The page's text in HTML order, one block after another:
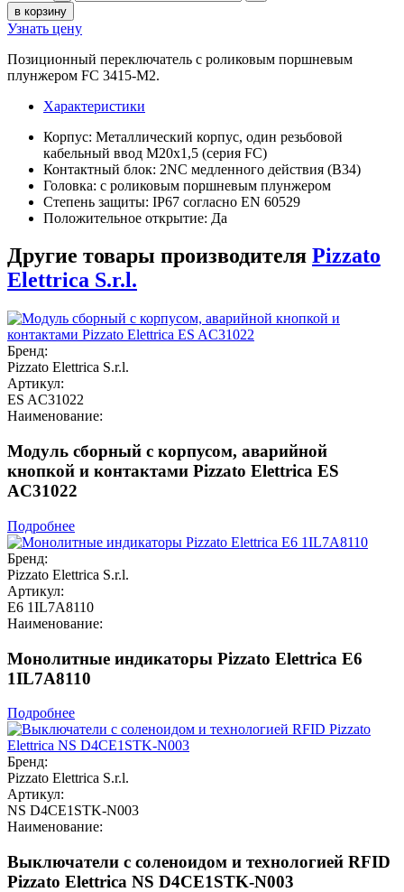
в корзину
Узнать цену
Позиционный переключатель с роликовым поршневым
плунжером FC 3415-M2.
Характеристики
Корпус: Металлический корпус, один резьбовой
кабельный ввод M20x1,5 (серия FC)
Контактный блок: 2NC медленного действия (B34)
Головка: с роликовым поршневым плунжером
Степень защиты: IP67 согласно EN 60529
Положительное открытие: Да
Другие товары производителя Pizzato
Elettrica S.r.l.
Бренд:
Pizzato Elettrica S.r.l.
Артикул:
ES AC31022
Наименование:
Модуль сборный с корпусом, аварийной
кнопкой и контактами Pizzato Elettrica ES
AC31022
Подробнее
Бренд:
Pizzato Elettrica S.r.l.
Артикул:
E6 1IL7A8110
Наименование:
Монолитные индикаторы Pizzato Elettrica E6
1IL7A8110
Подробнее
Бренд:
Pizzato Elettrica S.r.l.
Артикул:
NS D4CE1STK-N003
Наименование:
Выключатели с соленоидом и технологией RFID
Pizzato Elettrica NS D4CE1STK-N003